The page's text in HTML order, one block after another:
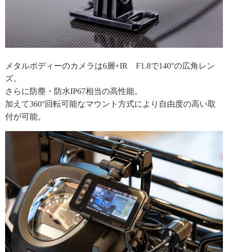
メタルボディーのカメラは6層+IR F1.8で140°の広角レン
ズ。
さらに防塵・防水IP67相当の高性能。
加えて360°回転可能なマウント方式により自由度の高い取
付が可能。